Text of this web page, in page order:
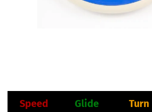
Speed Glide Turn